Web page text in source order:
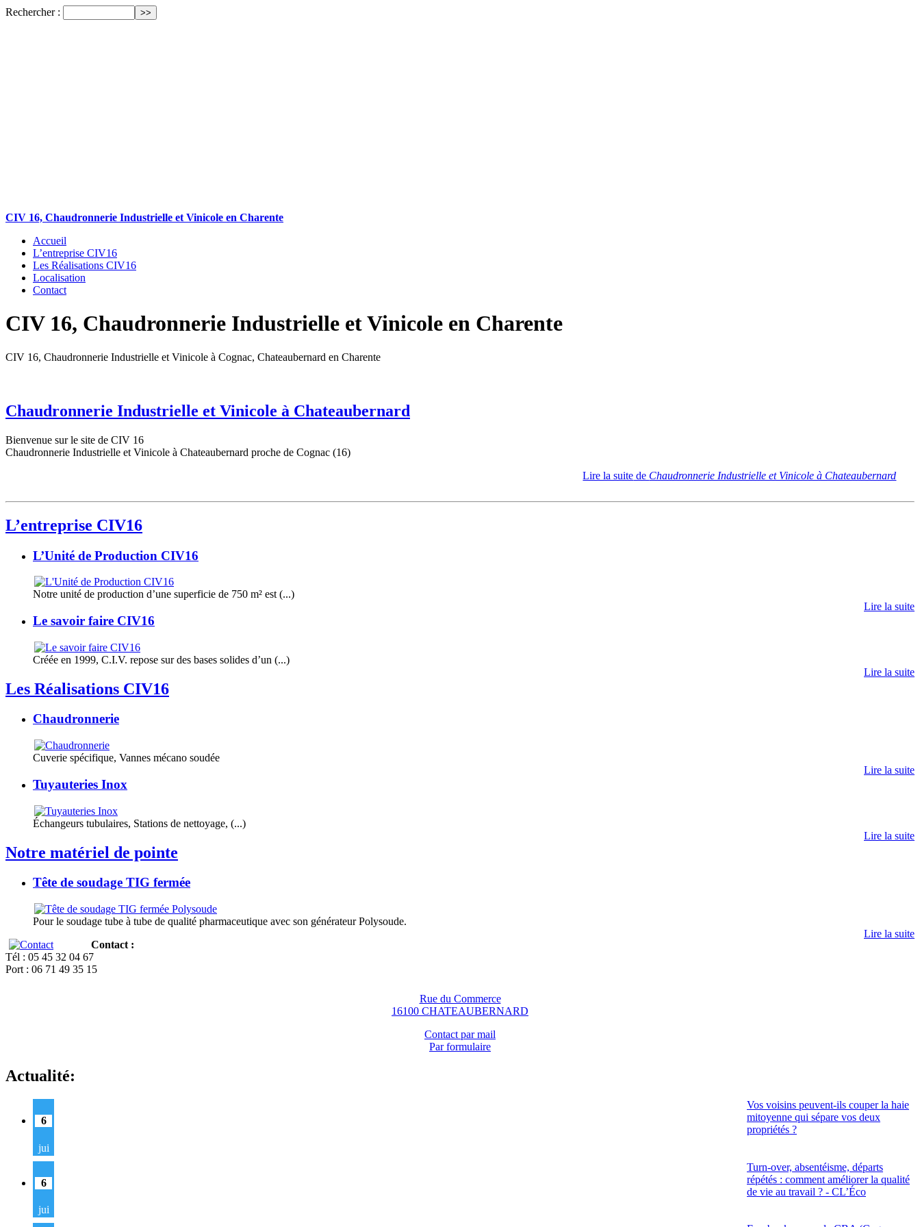
Rechercher :
CIV 16, Chaudronnerie Industrielle et Vinicole en Charente
Accueil
L’entreprise CIV16
Les Réalisations CIV16
Localisation
Contact
CIV 16, Chaudronnerie Industrielle et Vinicole en Charente
CIV 16, Chaudronnerie Industrielle et Vinicole à Cognac, Chateaubernard en Charente
Chaudronnerie Industrielle et Vinicole à Chateaubernard
Bienvenue sur le site de CIV 16
Chaudronnerie Industrielle et Vinicole à Chateaubernard proche de Cognac (16)
Lire la suite de Chaudronnerie Industrielle et Vinicole à Chateaubernard
L’entreprise CIV16
L’Unité de Production CIV16
Notre unité de production d’une superficie de 750 m² est (...)
Lire la suite
Le savoir faire CIV16
Créée en 1999, C.I.V. repose sur des bases solides d’un (...)
Lire la suite
Les Réalisations CIV16
Chaudronnerie
Cuverie spécifique, Vannes mécano soudée
Lire la suite
Tuyauteries Inox
Échangeurs tubulaires, Stations de nettoyage, (...)
Lire la suite
Notre matériel de pointe
Tête de soudage TIG fermée
Pour le soudage tube à tube de qualité pharmaceutique avec son générateur Polysoude.
Lire la suite
Contact :
Tél : 05 45 32 04 67
Port : 06 71 49 35 15
Rue du Commerce
16100 CHATEAUBERNARD
Contact par mail
Par formulaire
Actualité:
Vos voisins peuvent-ils couper la haie
mitoyenne qui sépare vos deux
propriétés ?
6
jui
Turn-over, absentéisme, départs
répétés : comment améliorer la qualité
de vie au travail ? - CL’Éco
6
jui